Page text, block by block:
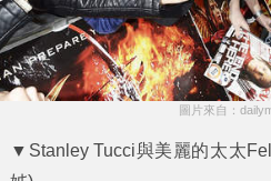
圖片來自：
▼Stanley Tucci與美麗的太太